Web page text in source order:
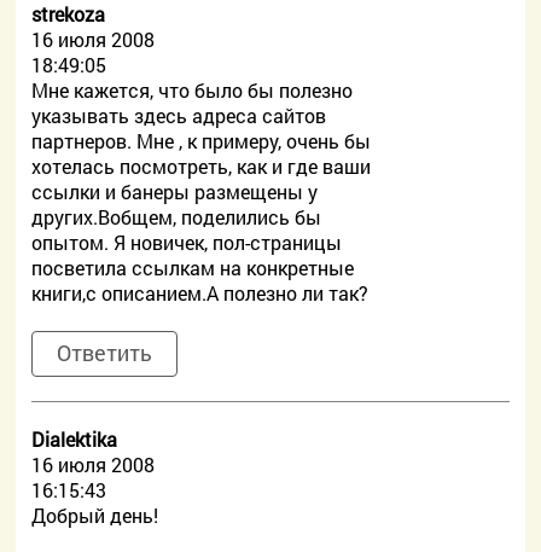
strekoza
16 июля 2008
18:49:05
Мне кажется, что было бы полезно
указывать здесь адреса сайтов
партнеров. Мне , к примеру, очень бы
хотелась посмотреть, как и где ваши
ссылки и банеры размещены у
других.Вобщем, поделились бы
опытом. Я новичек, пол-страницы
посветила ссылкам на конкретные
книги,с описанием.А полезно ли так?
Ответить
Dialektika
16 июля 2008
16:15:43
Добрый день!